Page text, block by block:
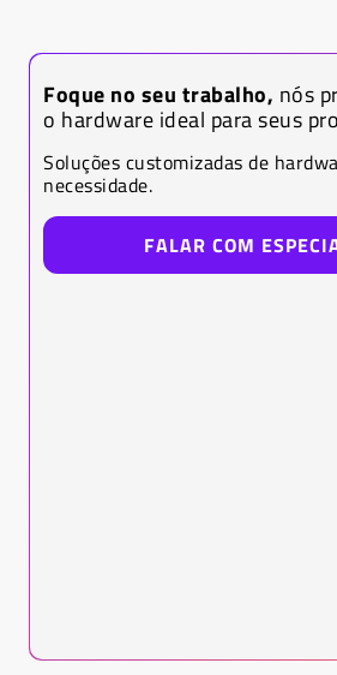
Foque no seu trabalho, nós
o hardware ideal para seus
Soluções customizadas de
necessidade.
FALAR COM